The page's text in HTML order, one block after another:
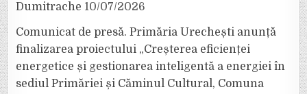
Dumitrache 10/07/2026
Comunicat de presă. Primăria Urechești anunță
finalizarea proiectului „Creșterea eficienței
energetice și gestionarea inteligentă a energiei în
sediul Primăriei și Căminul Cultural, Comuna